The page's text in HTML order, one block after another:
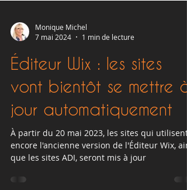
Monique Michel
7 mai 2024
1 min de lecture
Éditeur Wix : les sites
vont bientôt se mettre à
jour automatiquement
À partir du 20 mai 2023, les sites qui utilisent